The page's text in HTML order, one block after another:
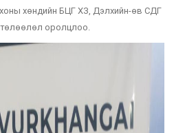
хөндийн БЦГ ХЗ, Дэлхийн-өв СДГ
оролцлоо.